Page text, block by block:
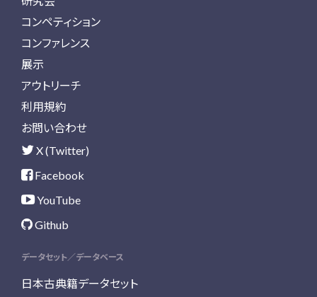
コンペティション
コンファレンス
展示
アウトリーチ
利用規約
お問い合わせ
X (Twitter)
Facebook
YouTube
Github
データセット／データベース
日本古典籍データセット